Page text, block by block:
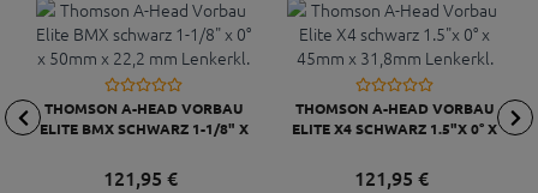
THOMSON A-HEAD VORBAU
ELITE BMX SCHWARZ 1-1/8" X
LENKERKL.
121,95 €
THOMSON A-HEAD VORBAU
ELITE X4 SCHWARZ 1.5"X 0° X
121,95 €